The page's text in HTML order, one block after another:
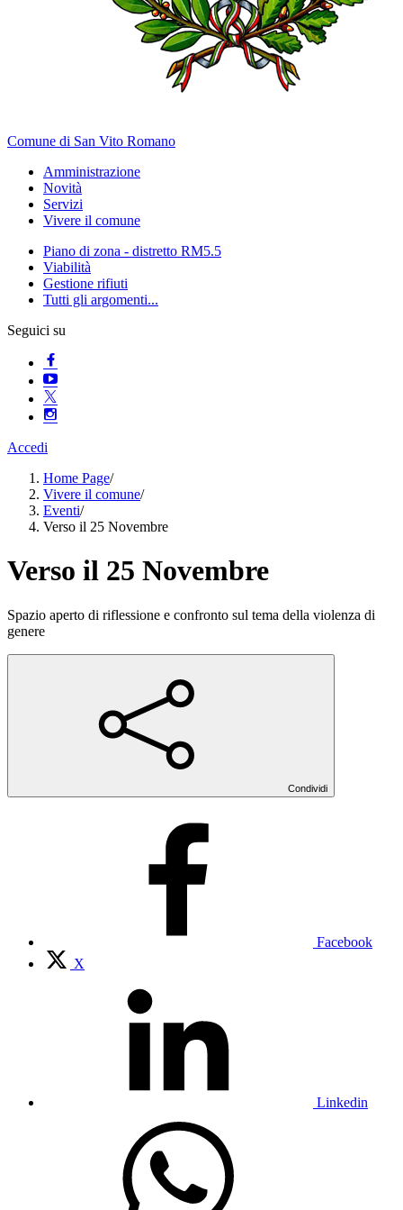
Comune di San Vito Romano
Amministrazione
Novità
Servizi
Vivere il comune
Piano di zona - distretto RM5.5
Viabilità
Gestione rifiuti
Tutti gli argomenti...
Seguici su
Accedi
Home Page/
Vivere il comune/
Eventi/
Verso il 25 Novembre
Verso il 25 Novembre
Spazio aperto di riflessione e confronto sul tema della violenza di
genere
Condividi
Facebook
X
Linkedin